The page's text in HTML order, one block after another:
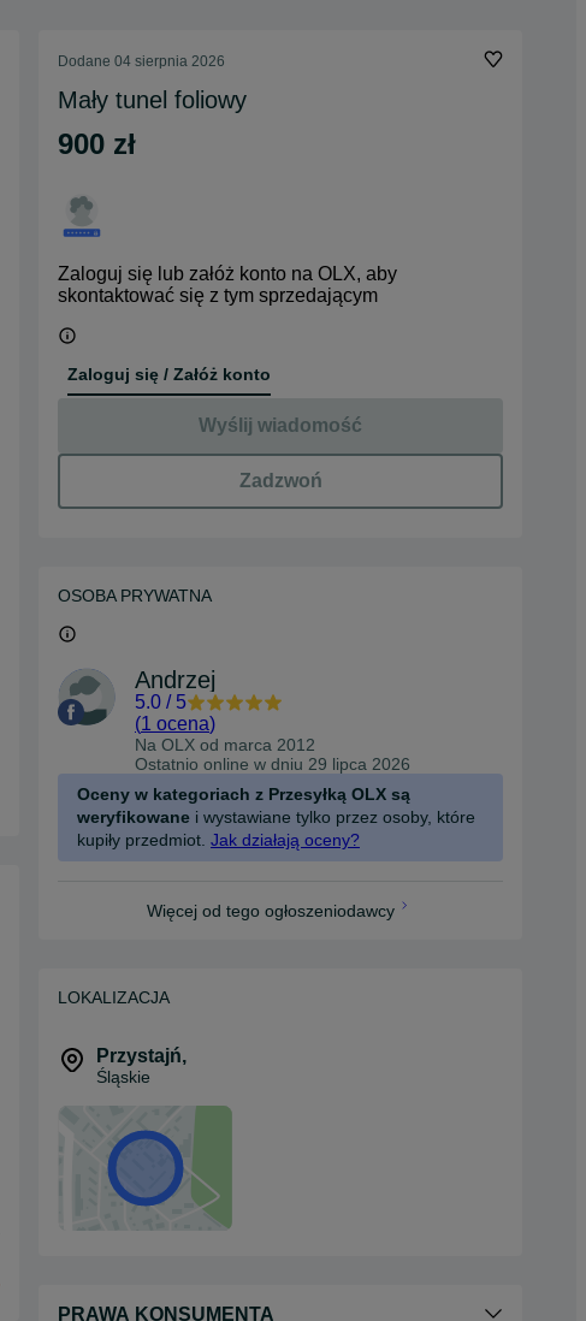
Dodane 04 sierpnia 2026
Mały tunel foliowy
900 zł
Zaloguj się lub załóż konto na OLX, aby
skontaktować się z tym sprzedającym
Zaloguj się / Załóż konto
Wyślij wiadomość
Zadzwoń
OSOBA PRYWATNA
Andrzej
5.0 / 5
(1 ocena)
Na OLX od marca 2012
Ostatnio online w dniu 29 lipca 2026
Oceny w kategoriach z Przesyłką OLX są
weryfikowane i wystawiane tylko przez osoby, które
kupiły przedmiot. Jak działają oceny?
Więcej od tego ogłoszeniodawcy
LOKALIZACJA
Przystajń,
Śląskie
PRAWA KONSUMENTA